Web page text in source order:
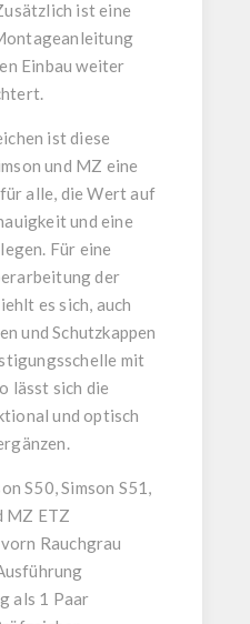
ist eine
Einbau weiter
ist diese
und MZ eine
alle, die Wert auf
und eine
Für eine
der
es sich, auch
undSchutzkappen
mit
lässt sich die
und optisch
S50,Simson S51 ,
MZ ETZ
Rauchgrau
als 1 Paar